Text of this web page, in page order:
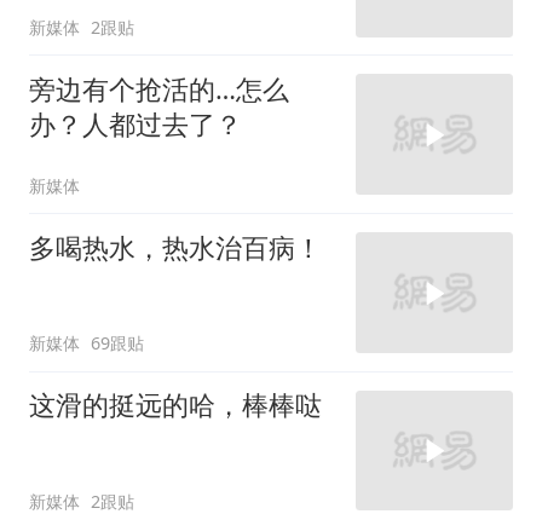
新媒体 2跟贴
旁边有个抢活的…怎么
办？人都过去了？
新媒体
多喝热水，热水治百病！
新媒体 69跟贴
这滑的挺远的哈，棒棒哒
新媒体 2跟贴